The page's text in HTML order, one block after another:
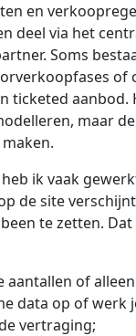
en
deel via het
Soms
of
ticketed aanbod.
maar
ik vaak
de site
te zetten.
aantallen of
data op of werk
vertraging;